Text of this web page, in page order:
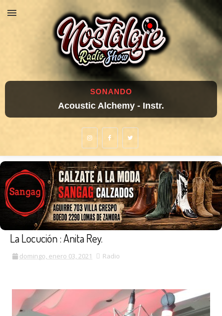
SONANDO
Acoustic Alchemy - Instr.
La Locución : Anita Rey.
domingo, enero 03, 2021 Radio